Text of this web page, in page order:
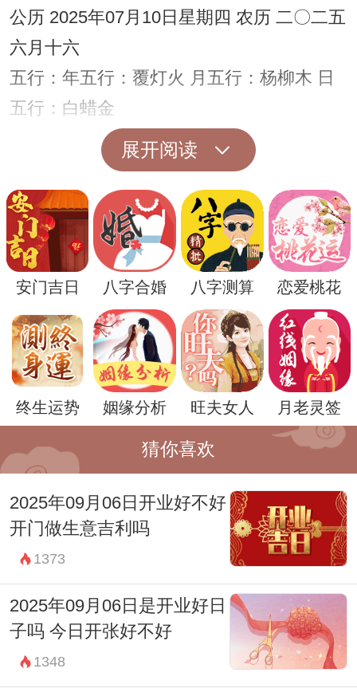
公历 2025年07月10日星期四 农历 二〇二五
六月十六
五行：年五行：覆灯火 月五行：杨柳木 日
五行：白蜡金
四柱八字：年柱：乙巳 月柱：癸未 日柱：
宜：祭祀 作灶 纳财 栽种 纳畜 进人口
忌：安葬 经络 修坟 破土 开市 安床 启钻 立
碑
今日是开业黄道吉日吗
黄历查询可知，此日不宜开业。（温馨提
示：好的日子需参考您们的八字，可使用下
方【开业吉日】服务筛选出适合开业的上等
佳日。）
2025年07月10日开业吉祥时辰：
23:00-00:59 子时
财神：西南
宜：祈福 求嗣 订婚 嫁娶 求财 开市 交易 安
床
忌：赴任 修造 移徙 出行 词讼 上梁 盖屋 入
殓
01:00-02:59 丑时
财神：西南
展开阅读
安门吉日 八字合婚 八字测算 恋爱桃花
终生运势 姻缘分析 旺夫女人 月老灵签
猜你喜欢
2025年09月06日开业好不好
开门做生意吉利吗
1373
2025年09月06日是开业好日
子吗 今日开张好不好
1348